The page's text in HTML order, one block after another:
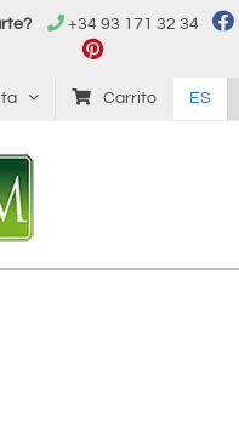
+34 93 171 32 34
Carrito ES